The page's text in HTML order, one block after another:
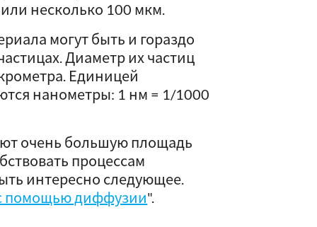
несколько 100 мкм.
могут быть и гораздо
Диаметр их частиц
Единицей
нанометры: 1 нм = 1/1000
очень большую площадь
процессам
интересно следующее.
помощью диффузии".